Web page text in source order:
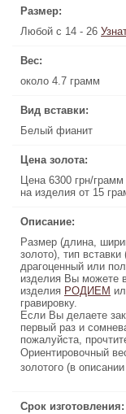
Размер:
Любой с 14 - 26
Вес:
около 4.7 грамм
Вид вставки:
Белый фианит
Цена золота:
Цена 6300 грн/
на изделия от 15
Описание:
Размер (длина,
золото), тип
драгоценный или
изделия Вы можете
изделия РОДИЕМ
гравировку.
Если Вы делаете
первый раз и
пожалуйста,
Ориентировочный
золотого (в
Срок изготовления:
Цена 6300 грн/
на изделия
Размер
золото), тип
драгоценный или
изделия Вы можете
, так же можно
Если Вы
первый раз
Ориентировочный